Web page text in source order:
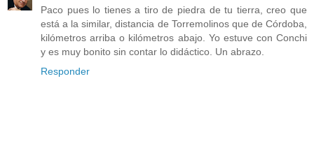
Paco pues lo tienes a tiro de piedra de tu tierra, creo que
está a la similar, distancia de Torremolinos que de Córdoba,
kilómetros arriba o kilómetros abajo. Yo estuve con Conchi
y es muy bonito sin contar lo didáctico. Un abrazo.
Responder